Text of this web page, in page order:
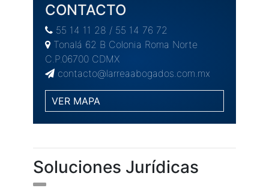
CONTACTO
55 14 11 28 / 55 14 76 72
Tonalá 62 B Colonia Roma Norte
C.P.06700 CDMX
contacto@larreaabogados.com.mx
VER MAPA
Soluciones Jurídicas